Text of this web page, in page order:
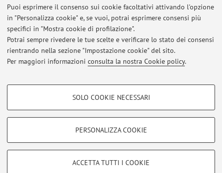
Puoi esprimere il consenso sui cookie facoltativi attivando l'opzione
in "Personalizza cookie" e, se vuoi, potrai esprimere consensi più
specifici in "Mostra cookie di profilazione".
Potrai sempre rivedere le tue scelte e verificare lo stato dei consensi
rientrando nella sezione "Impostazione cookie" del sito.
Per maggiori informazioni consulta la nostra Cookie policy.
COOKIE DI PROFILAZIONE - FACOLTATIVI
COOKIE TECNICI - NECESSARI
SOLO COOKIE NECESSARI
PERSONALIZZA COOKIE
ACCETTA TUTTI I COOKIE
Ultimi avvisi
Al momento non sono presenti avvisi.
Area riservata
Accedi tramiteloginper gestire tutti i contenuti del sito.
Zamboni, 33 - 40126 Bologna - Partita IVA: 01131710376